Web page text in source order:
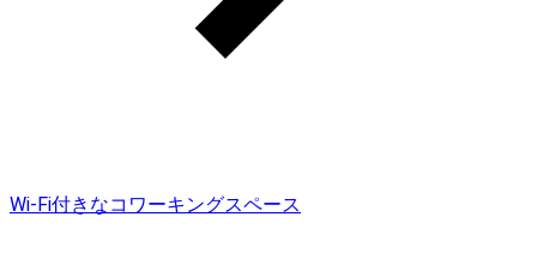
Wi-Fi付きなコワーキングスペース